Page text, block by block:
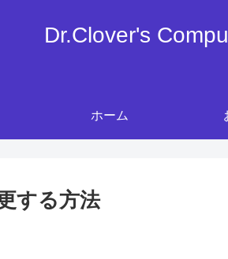
Dr.Clover's
ホーム
する方法